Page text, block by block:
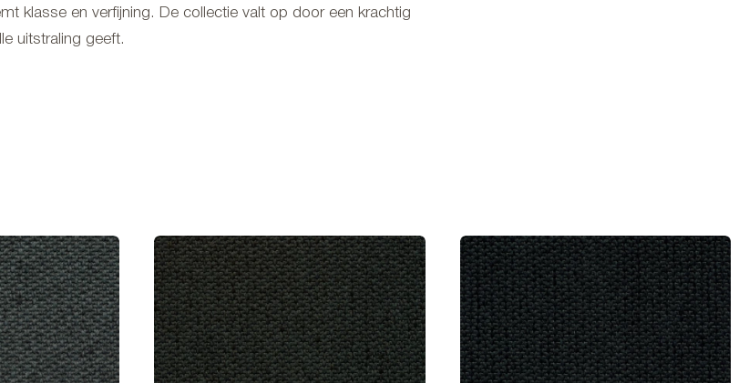
klasse en verfijning. De collectie valt op door een krachtig
uitstraling geeft.